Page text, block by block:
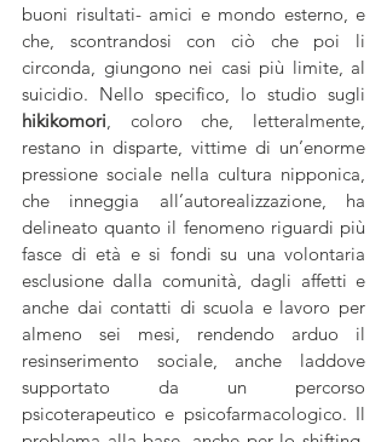
buoni risultati- amici e mondo esterno, e
che, scontrandosi con ciò che poi li
circonda, giungono nei casi più limite, al
hikikomori, coloro che, letteralmente,
restano in disparte, vittime di un’enorme
pressione sociale nella cultura nipponica,
che inneggia all’autorealizzazione, ha
delineato quanto il fenomeno riguardi più
fasce di età e si fondi su una volontaria
esclusione dalla comunità, dagli affetti e
anche dai contatti di scuola e lavoro per
almeno sei mesi, rendendo arduo il
resinserimento sociale, anche laddove
supportato da un percorso
psicoterapeutico e psicofarmacologico. Il